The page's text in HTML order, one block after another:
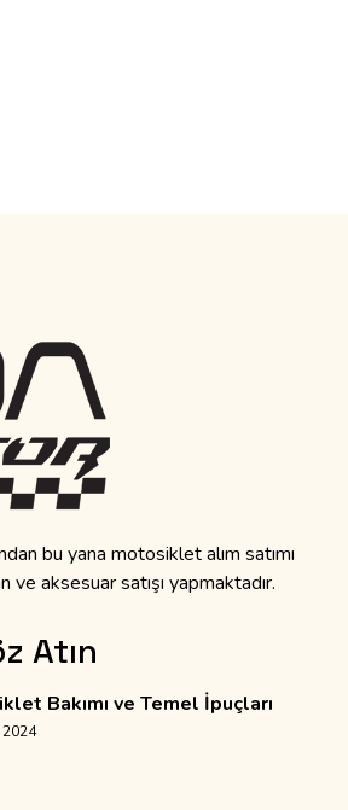
bu yana motosiklet alım satımı
ve aksesuar satışı yapmaktadır.
Atın
Bakımı ve Temel İpuçları
2024